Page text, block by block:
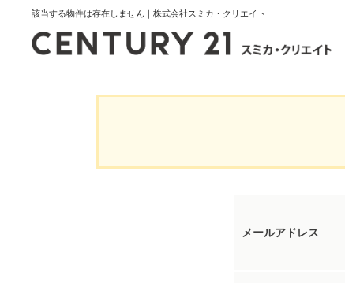
該当する物件は存在しません｜株式会社スミカ・クリエイト
メールアドレス